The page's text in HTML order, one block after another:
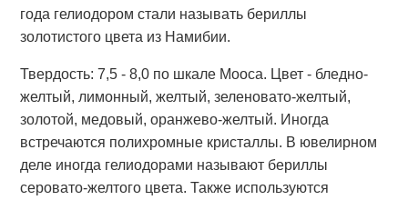
года гелиодором стали называть бериллы
золотистого цвета из Намибии.
Твердость: 7,5 - 8,0 по шкале Мооса. Цвет - бледно-
желтый, лимонный, желтый, зеленовато-желтый,
золотой, медовый, оранжево-желтый. Иногда
встречаются полихромные кристаллы. В ювелирном
деле иногда гелиодорами называют бериллы
серовато-желтого цвета. Также используются